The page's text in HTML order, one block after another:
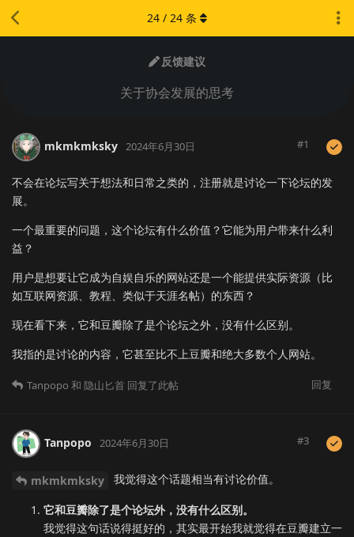
反馈建议
关于协会发展的思考
24 / 24 条
mkmkmksky 2024年6月30日 #1
不会在论坛写关于想法和日常之类的，注册就是讨论一下论坛的发
展。
一个最重要的问题，这个论坛有什么价值？它能为用户带来什么利
益？
用户是想要让它成为自娱自乐的网站还是一个能提供实际资源（比
如互联网资源、教程、类似于天涯名帖）的东西？
现在看下来，它和豆瓣除了是个论坛之外，没有什么区别。
我指的是讨论的内容，它甚至比不上豆瓣和绝大多数个人网站。
回复
Tanpopo 和 隐山匕首 回复了此帖
Tanpopo 2024年6月30日 #3
mkmkmksky 我觉得这个话题相当有讨论价值。
它和豆瓣除了是个论坛外，没有什么区别。
我觉得这句话说得挺好的，其实最开始我就觉得在豆瓣建立一